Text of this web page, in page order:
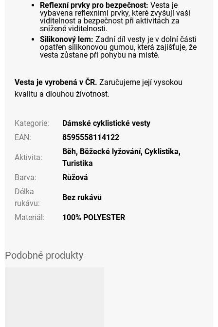
Reflexní prvky pro bezpečnost: Vesta je
vybavena reflexními prvky, které zvyšují vaši
viditelnost a bezpečnost při aktivitách za
snížené viditelnosti.
Silikonový lem: Zadní díl vesty je v dolní části
opatřen silikonovou gumou, která zajišťuje, že
vesta zůstane při pohybu na místě.
Vesta je vyrobená v ČR. Zaručujeme její vysokou
kvalitu a dlouhou životnost.
Kategorie:
Dámské cyklistické vesty
EAN: 8595558114122
Aktivita:
Běh, Běžecké lyžování, Cyklistika,
Turistika
Barva:
Růžová
Délka
rukávu:
Bez rukávů
Materiál: 100% POLYESTER